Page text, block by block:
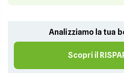
Analizziamo la tua
Scopri il